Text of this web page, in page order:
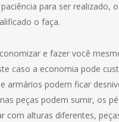
para ser realizado,
o faça.
e fazer você
caso a economia pode
armários podem ficar
peças podem sumir, os
com alturas diferentes,